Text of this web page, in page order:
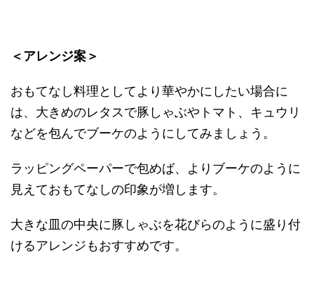
＜アレンジ案＞
おもてなし料理としてより華やかにしたい場合に
は、大きめのレタスで豚しゃぶやトマト、キュウリ
などを包んでブーケのようにしてみましょう。
ラッピングペーパーで包めば、よりブーケのように
見えておもてなしの印象が増します。
大きな皿の中央に豚しゃぶを花びらのように盛り付
けるアレンジもおすすめです。